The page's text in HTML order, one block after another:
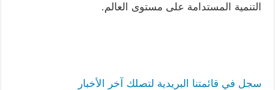
التنمية المستدامة على مستوى العالم.
سجل في قائمتنا البريدية لتصلك آخر الأخبار